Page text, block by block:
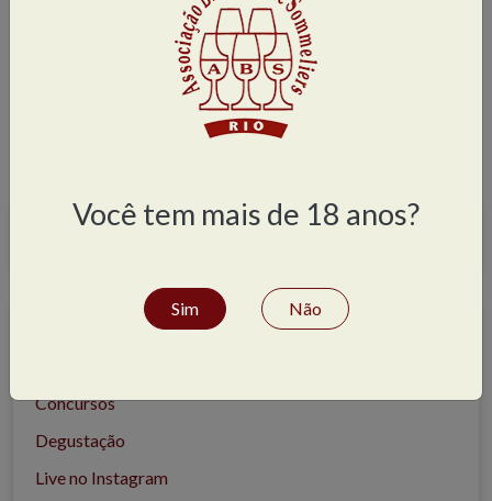
5 …
Concursos
Degustação
Live no Instagram
Você tem mais de 18 anos?
Sim Não